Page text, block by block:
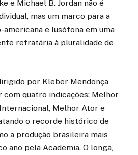
e Michael B. Jordan não é
mas um marco para a
e lusófona em uma
refratária à pluralidade de
por Kleber Mendonça
com quatro indicações: Melhor
Melhor Ator e
o recorde histórico de
a produção brasileira mais
ano pela Academia. O longa,